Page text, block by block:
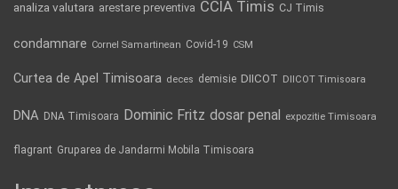
analiza valutara arestare preventiva CCIA Timis CJ Timis
condamnare Cornel Samartinean Covid-19 CSM
Curtea de Apel Timisoara deces demisie DIICOT DIICOT Timisoara
DNA DNA Timisoara Dominic Fritz dosar penal expozitie Timisoara
flagrant Gruparea de Jandarmi Mobila Timisoara